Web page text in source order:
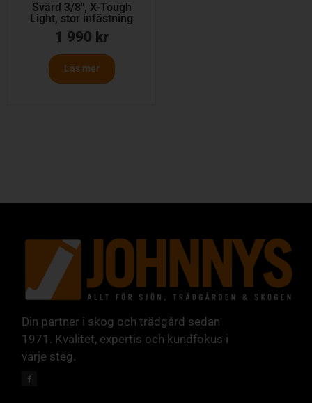
Svärd 3/8″, X-Tough
Light, stor infästning
1 990 kr
Läs mer
Din partner i skog och trädgård sedan
1971. Kvalitet, expertis och kundfokus i
varje steg.